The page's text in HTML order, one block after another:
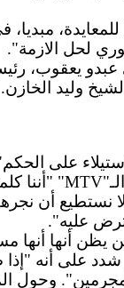
مبديا،
لحل الازمة".
عبدو
وليد الخازن.
على الحكم"
MTV" "أننا
أن
عليه".
أنها أنها
على أنه
وحول